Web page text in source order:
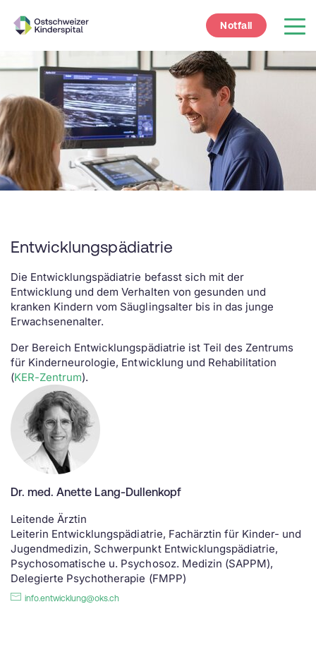
Entwicklungspädiatrie
Die Entwicklungspädiatrie befasst sich mit der
Entwicklung und dem Verhalten von gesunden und
kranken Kindern vom Säuglingsalter bis in das junge
Erwachsenenalter.
Der Bereich Entwicklungspädiatrie ist Teil des Zentrums
für Kinderneurologie, Entwicklung und Rehabilitation
(KER-Zentrum).
Dr. med. Anette Lang-Dullenkopf
Leitende Ärztin
Leiterin Entwicklungspädiatrie, Fachärztin für Kinder- und
Jugendmedizin, Schwerpunkt Entwicklungspädiatrie,
Psychosomatische u. Psychosoz. Medizin (SAPPM),
Delegierte Psychotherapie (FMPP)
info.entwicklung@oks.ch
Notfall